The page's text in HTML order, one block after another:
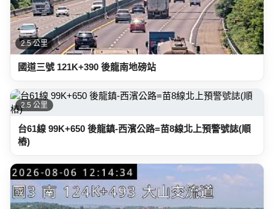
2.5 公里
國道三號 121K+390 後龍南地磅站
2.5 公里
台61線 99K+650 後龍鎮-西濱公路=苗8線北上預警號誌(順
樁)